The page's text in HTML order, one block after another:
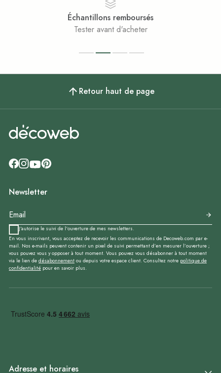
Échantillons remboursés
Tester avant d'acheter
Retour haut de page
Newsletter
J'autorise le suivi de l'ouverture de mes newsletters.
En vous inscrivant, vous acceptez de recevoir les communications de Decoweb.com par e-
mail. Nos e-mails peuvent contenir un pixel de suivi permettant d’en mesurer l’ouverture ;
vous pouvez vous y opposer à tout moment. Vous pouvez vous désabonner à tout moment
via le lien de désabonnement ou depuis votre espace client. Consultez notre politique de
confidentialité pour en savoir plus.
Adresse et horaires